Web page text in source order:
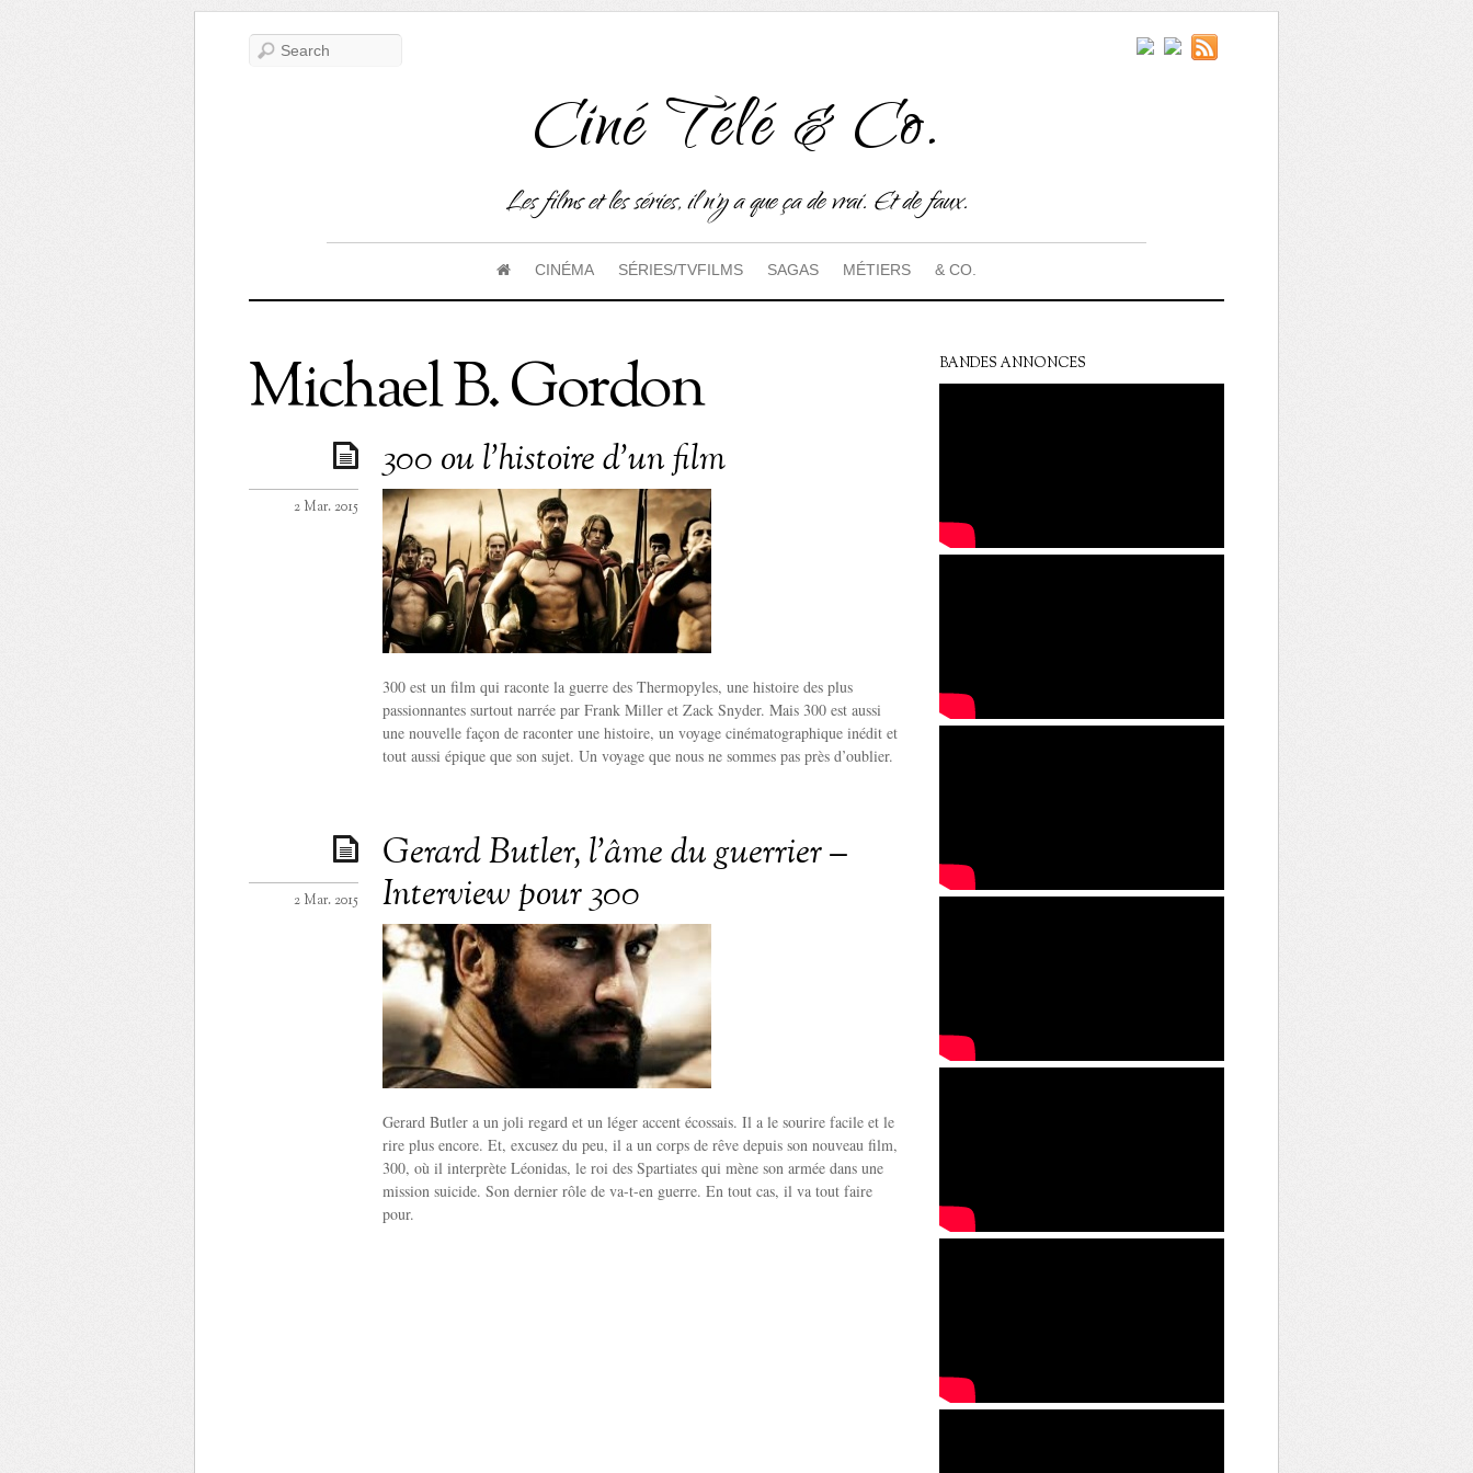
Ciné Télé & Co.
Les films et les séries, il n'y a que ça de vrai. Et de faux.
CINÉMA SÉRIES/TVFILMS SAGAS MÉTIERS & CO.
Michael B. Gordon
300 ou l’histoire d’un film
2 Mar. 2015
300 est un film qui raconte la guerre des Thermopyles, une histoire des plus
passionnantes surtout narrée par Frank Miller et Zack Snyder. Mais 300 est aussi
une nouvelle façon de raconter une histoire, un voyage cinématographique inédit et
tout aussi épique que son sujet. Un voyage que nous ne sommes pas près d’oublier.
Gerard Butler, l’âme du guerrier –
Interview pour 300
2 Mar. 2015
Gerard Butler a un joli regard et un léger accent écossais. Il a le sourire facile et le
rire plus encore. Et, excusez du peu, il a un corps de rêve depuis son nouveau film,
300, où il interprète Léonidas, le roi des Spartiates qui mène son armée dans une
mission suicide. Son dernier rôle de va-t-en guerre. En tout cas, il va tout faire
pour.
BANDES ANNONCES